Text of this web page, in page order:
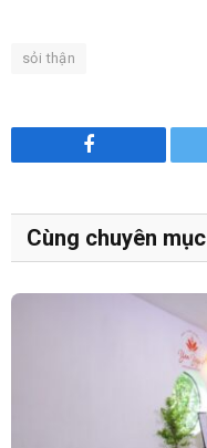
sỏi thận
Facebook
Cùng chuyên mục